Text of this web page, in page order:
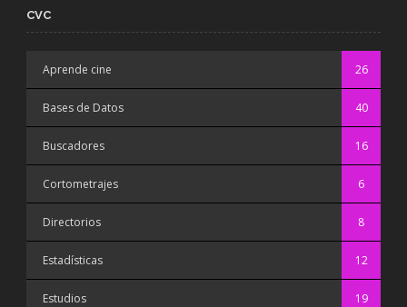
CVC
Aprende cine 26
Bases de Datos 40
Buscadores 16
Cortometrajes 6
Directorios 8
Estadísticas 12
Estudios 19